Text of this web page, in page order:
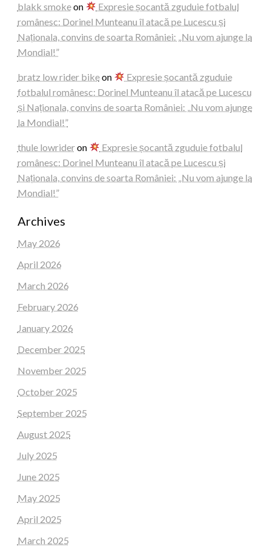
blakk smokeon
Expresie șocantă zguduie fotbalul
românesc: Dorinel Munteanu îl atacă pe Lucescu și
Naționala, convins de soarta României: „Nu vom ajunge la
Mondial!”
bratz low rider bikeon
Expresie șocantă zguduie
fotbalul românesc: Dorinel Munteanu îl atacă pe Lucescu
și Naționala, convins de soarta României: „Nu vom ajunge
la Mondial!”
thule lowrideron
Expresie șocantă zguduie fotbalul
românesc: Dorinel Munteanu îl atacă pe Lucescu și
Naționala, convins de soarta României: „Nu vom ajunge la
Mondial!”
Archives
May 2026
April 2026
March 2026
February 2026
January 2026
December 2025
November 2025
October 2025
September 2025
August 2025
July 2025
June 2025
May 2025
April 2025
March 2025